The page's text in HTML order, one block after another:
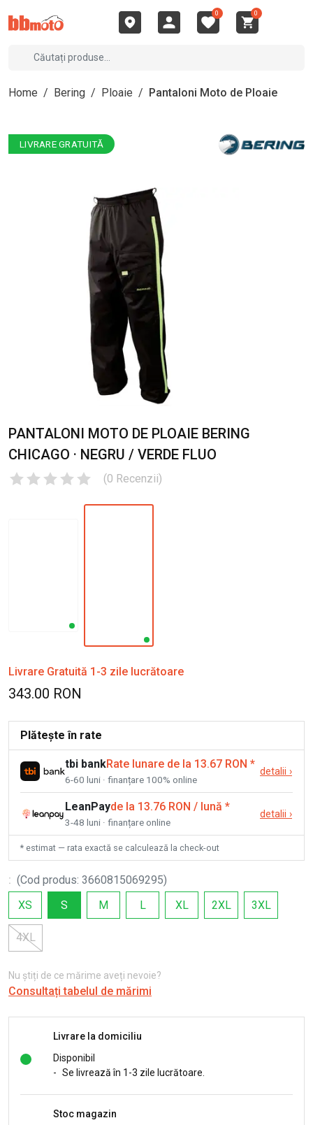
0 0
Home / Bering / Ploaie / Pantaloni Moto de Ploaie
LIVRARE GRATUITĂ
PANTALONI MOTO DE PLOAIE BERING
CHICAGO · NEGRU / VERDE FLUO
(0 Recenzii)
Livrare Gratuită 1-3 zile lucrătoare
343.00 RON
Plătește în rate
tbi bankRate lunare de la 13.67 RON *
6-60 luni · finanțare 100% online
detalii ›
LeanPayde la 13.76 RON / lună *
3-48 luni · finanțare online
detalii ›
* estimat — rata exactă se calculează la check-out
: (Cod produs: 3660815069295)
XS
S M L XL 2XL 3XL
4XL
Nu știți de ce mărime aveți nevoie?
Consultați tabelul de mărimi
Livrare la domiciliu
Disponibil
- Se livrează în 1-3 zile lucrătoare.
Stoc magazin